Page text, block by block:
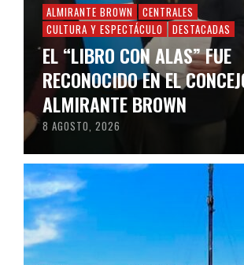
ALMIRANTE BROWN
CENTRALES
CULTURA Y ESPECTÁCULO
DESTACADAS
EL “LIBRO CON ALAS” FUE
RECONOCIDO EN EL
ALMIRANTE BROWN
8 AGOSTO, 2026